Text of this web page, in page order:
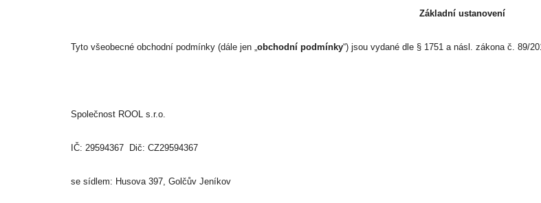
Základní ustanovení
Tyto všeobecné obchodní podmínky (dále jen „ obchodní podmínky“) jsou vydané dle § 1751 a násl. zákona č. 89/
Společnost ROOL s.r.o.
IČ: 29594367 Dič: CZ29594367
se sídlem: Husova 397, Golčův Jeníkov